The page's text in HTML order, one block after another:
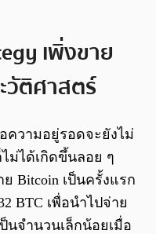
เพิ่งขาย
วัติศาสตร์
ความอยู่รอดจะยังไม่
ม่ได้เกิดขึ้นลอย ๆ
ย Bitcoin เป็นครั้งแรก
BTC เพื่อนำไปจ่าย
นจำนวนเล็กน้อยเมื่อ